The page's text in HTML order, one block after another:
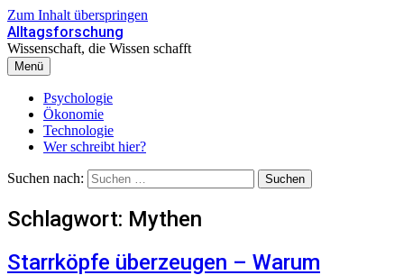
Zum Inhalt überspringen
Alltagsforschung
Wissenschaft, die Wissen schafft
Menü
Psychologie
Ökonomie
Technologie
Wer schreibt hier?
Suchen nach:
Schlagwort: Mythen
Starrköpfe überzeugen – Warum